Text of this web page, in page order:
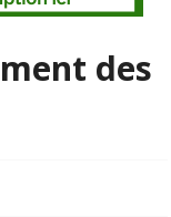
des